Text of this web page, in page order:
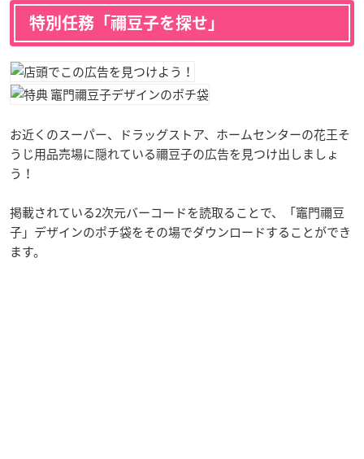
特別任務「禰豆子を探せ」
お近くのスーパー、ドラッグストア、ホームセンターの花王そ
うじ用品売場に隠れている禰豆子の広告を見つけ出しましょ
う！
掲載されている2次元バーコードを読取ることで、「竈門禰豆
子」デザインのポチ袋をその場でダウンロードすることができ
ます。